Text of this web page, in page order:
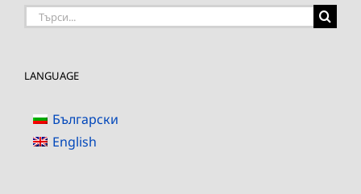
Търсене
LANGUAGE
Български
English